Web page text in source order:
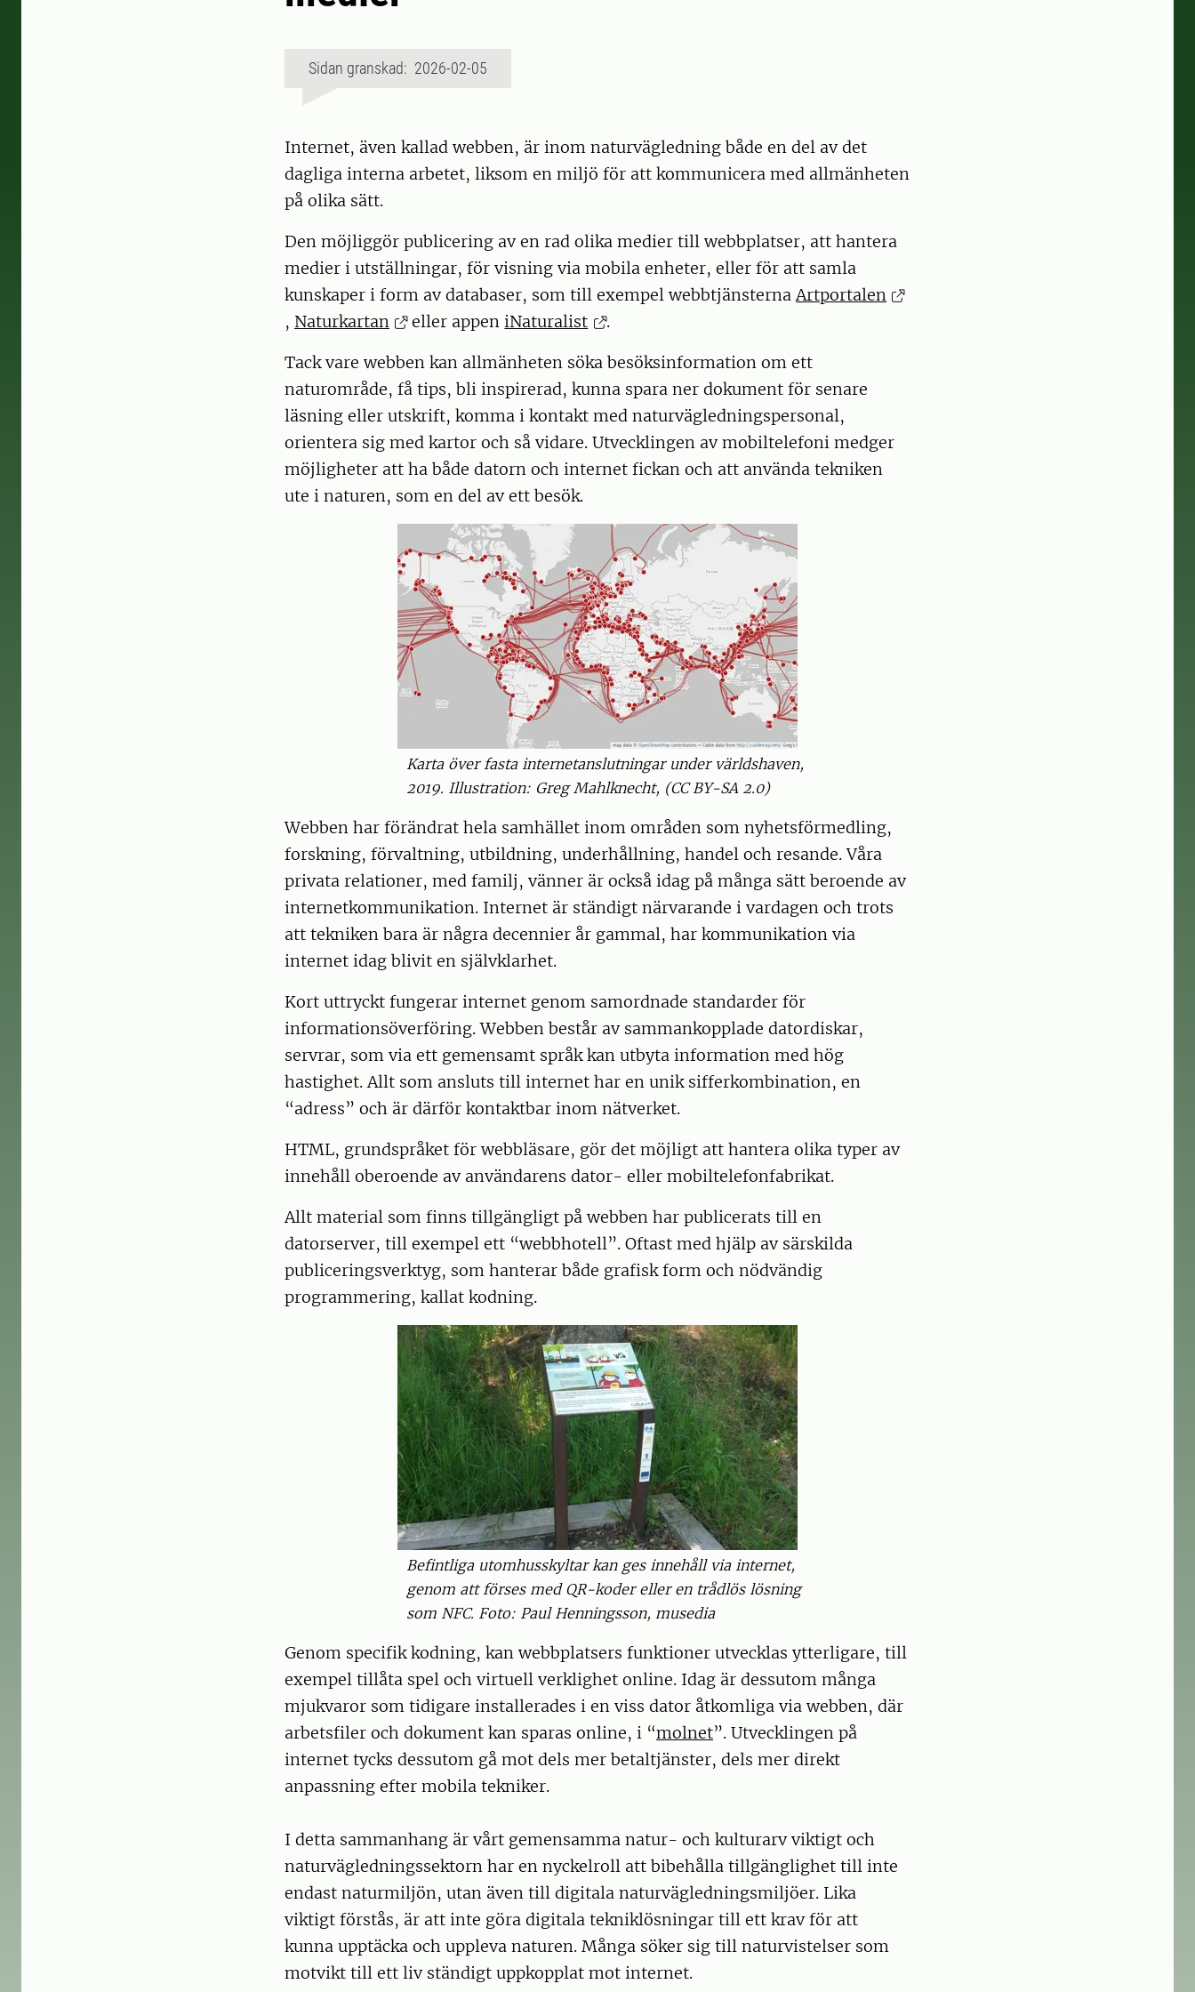
Sidan granskad: 2026-02-05
Internet, även kallad webben, är inom naturvägledning både en del av det
dagliga interna arbetet, liksom en miljö för att kommunicera med allmänheten
på olika sätt.
Den möjliggör publicering av en rad olika medier till webbplatser, att hantera
medier i utställningar, för visning via mobila enheter, eller för att samla
kunskaper i form av databaser, som till exempel webbtjänsternaArtportalen
, Naturkartan eller appeniNaturalist
.
Tack vare webben kan allmänheten söka besöksinformation om ett
naturområde, få tips, bli inspirerad, kunna spara ner dokument för senare
läsning eller utskrift, komma i kontakt med naturvägledningspersonal,
orientera sig med kartor och så vidare. Utvecklingen av mobiltelefoni medger
möjligheter att ha både datorn och internet fickan och att använda tekniken
ute i naturen, som en del av ett besök.
Karta över fasta internetanslutningar under världshaven,
2019. Illustration: Greg Mahlknecht, (CC BY-SA 2.0)
Webben har förändrat hela samhället inom områden som nyhetsförmedling,
forskning, förvaltning, utbildning, underhållning, handel och resande. Våra
privata relationer, med familj, vänner är också idag på många sätt beroende av
internetkommunikation. Internet är ständigt närvarande i vardagen och trots
att tekniken bara är några decennier år gammal, har kommunikation via
internet idag blivit en självklarhet.
Kort uttryckt fungerar internet genom samordnade standarder för
informationsöverföring. Webben består av sammankopplade datordiskar,
servrar, som via ett gemensamt språk kan utbyta information med hög
hastighet. Allt som ansluts till internet har en unik sifferkombination, en
“adress” och är därför kontaktbar inom nätverket.
HTML, grundspråket för webbläsare, gör det möjligt att hantera olika typer av
innehåll oberoende av användarens dator- eller mobiltelefonfabrikat.
Allt material som finns tillgängligt på webben har publicerats till en
datorserver, till exempel ett “webbhotell”. Oftast med hjälp av särskilda
publiceringsverktyg, som hanterar både grafisk form och nödvändig
programmering, kallat kodning.
Befintliga utomhusskyltar kan ges innehåll via internet,
genom att förses med QR-koder eller en trådlös lösning
som NFC. Foto: Paul Henningsson, musedia
Genom specifik kodning, kan webbplatsers funktioner utvecklas ytterligare, till
exempel tillåta spel och virtuell verklighet online. Idag är dessutom många
mjukvaror som tidigare installerades i en viss dator åtkomliga via webben, där
arbetsfiler och dokument kan sparas online, i “molnet”. Utvecklingen på
internet tycks dessutom gå mot dels mer betaltjänster, dels mer direkt
anpassning efter mobila tekniker.
I detta sammanhang är vårt gemensamma natur- och kulturarv viktigt och
naturvägledningssektorn har en nyckelroll att bibehålla tillgänglighet till inte
endast naturmiljön, utan även till digitala naturvägledningsmiljöer. Lika
viktigt förstås, är att inte göra digitala tekniklösningar till ett krav för att
kunna upptäcka och uppleva naturen. Många söker sig till naturvistelser som
motvikt till ett liv ständigt uppkopplat mot internet.